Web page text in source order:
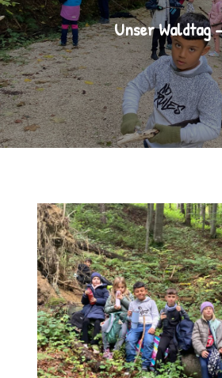
Unser Waldtag